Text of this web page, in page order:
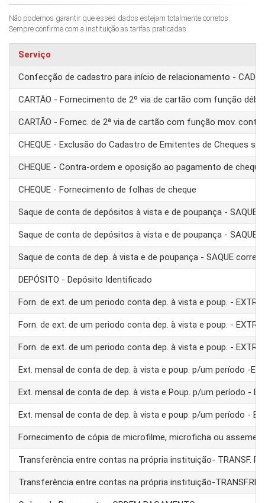
Não podemos garantir que esses dados estejam totalmente corretos.
Sempre confirme com a instituição as tarifas praticadas.
Serviço
Confecção de cadastro para início de relacionamento -
CARTÃO - Fornecimento de 2º via de cartão com função
CARTÃO - Fornec. de 2ª via de cartão com função mov. conta
CHEQUE - Exclusão do Cadastro de Emitentes de Cheques
CHEQUE - Contra-ordem e oposição ao pagamento de cheque
CHEQUE - Fornecimento de folhas de cheque
Saque de conta de depósitos à vista e de poupança - SAQUE
Saque de conta de depósitos à vista e de poupança - SAQUE
Saque de conta de dep. à vista e de poupança - SAQUE
DEPÓSITO - Depósito Identificado
Forn. de ext. de um periodo conta dep. à vista e poup. -
Forn. de ext. de um periodo conta dep. à vista e poup. -
Forn. de ext. de um periodo conta dep. à vista e poup. -
Ext. mensal de conta de dep. à vista e poup. p/um período -
Ext. mensal de conta de dep. à vista e Poup. p/um período -
Ext. mensal de conta de dep. à vista e poup. p/um período -
Fornecimento de cópia de microfilme, microficha ou
Transferência entre contas na própria instituição- TRANSF.
Transferência entre contas na própria instituição-